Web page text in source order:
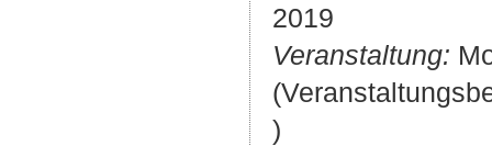
2019
Veranstaltung:
)